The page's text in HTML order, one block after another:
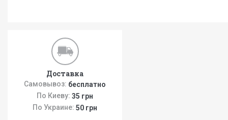
Доставка
Самовывоз: бесплатно
По Киеву: 35 грн
По Украине: 50 грн